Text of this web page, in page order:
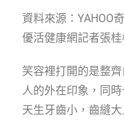
資料來源：YAHOO
優活健康網記者張
笑容裡打開的是整
人的外在印象，同
天生牙齒小，齒縫